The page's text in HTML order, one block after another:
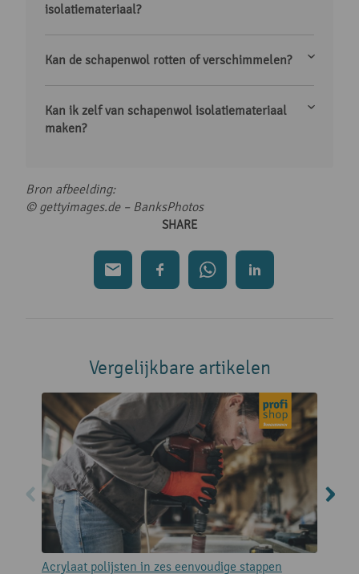
isolatiemateriaal?
Kan de schapenwol rotten of verschimmelen?
Kan ik zelf van schapenwol isolatiemateriaal
maken?
Bron afbeelding:
© gettyimages.de – BanksPhotos
SHARE
Vergelijkbare artikelen
Acrylaat polijsten in zes eenvoudige stappen